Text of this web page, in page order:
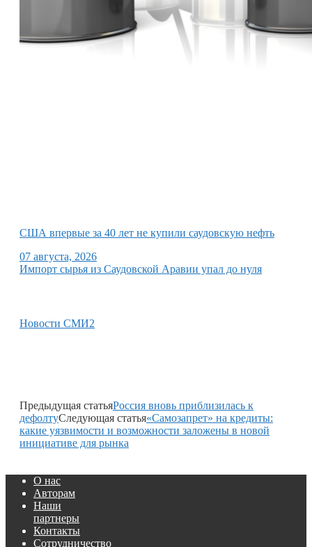
США впервые за 40 лет не купили саудовскую нефть
07 августа, 2026
Импорт сырья из Саудовской Аравии упал до нуля
Новости СМИ2
Предыдущая статьяРоссия вновь приблизилась к
дефолтуСледующая статья«Самозапрет» на кредиты:
какие уязвимости и возможности заложены в новой
инициативе для рынка
О нас
Авторам
Наши
партнеры
Контакты
Сотрудничество